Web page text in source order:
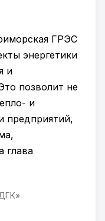
ГРЭС
энергетики
и
позволит не
и
предприятий,
глава